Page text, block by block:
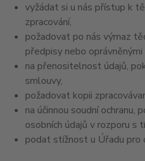
vyžádat si u nás přístup k
zpracování,
požadovat po nás výmaz
předpisy nebo oprávněnými
na přenositelnost údajů,
smlouvy,
požadovat kopii
na účinnou soudní
osobních údajů v rozporu s
podat stížnost u Úřadu pro